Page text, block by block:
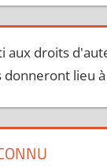
aux droits
donneront lieu